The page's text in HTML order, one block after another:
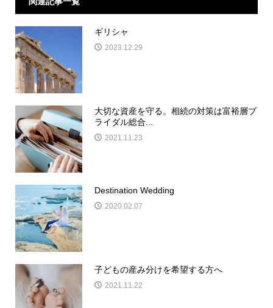
ギリシャ
2023.12.29
大切な資産を守る。相続の対策は富裕層ブ
ライダル総合...
2021.11.23
Destination Wedding
2020.02.07
子どもの産み分けを希望する方へ
2021.11.22